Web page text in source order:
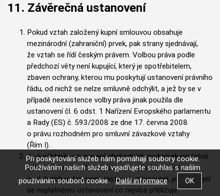
11. Závěrečná ustanovení
Pokud vztah založený kupní smlouvou obsahuje
mezinárodní (zahraniční) prvek, pak strany sjednávají,
že vztah se řídí českým právem. Volbou práva podle
předchozí věty není kupující, který je spotřebitelem,
zbaven ochrany, kterou mu poskytují ustanovení právního
řádu, od nichž se nelze smluvně odchýlit, a jež by se v
případě neexistence volby práva jinak použila dle
ustanovení čl. 6 odst. 1 Nařízení Evropského parlamentu
a Rady (ES) č. 593/2008 ze dne 17. června 2008
o právu rozhodném pro smluvní závazkové vztahy
(Řím I).
Je-li některé ustanovení obchodních podmínek neplatné
nebo neúčinné, nebo se takovým stane, namísto
neplatných ustanovení nastoupí ustanovení, jehož smysl
se neplatnému ustanovení co nejvíce přibližuje.
Při poskytování služeb nám pomáhají soubory cookie.
Používáním našich služeb vyjadřujete souhlas s naším
používáním souborů cookie. Další informace